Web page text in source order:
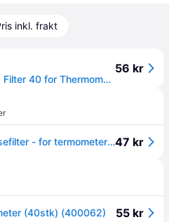
inkl. frakt
Braun Thermometer Lens Filter 40 for Thermometer
56 kr
Braun LF40 - Termometerlinsefilter - for termometer (en pakke 40) - for Braun ThermoScan IRT 4020 ThermoScan ExacTemp IRT 402047 kr
(40stk) (400062) 55 kr